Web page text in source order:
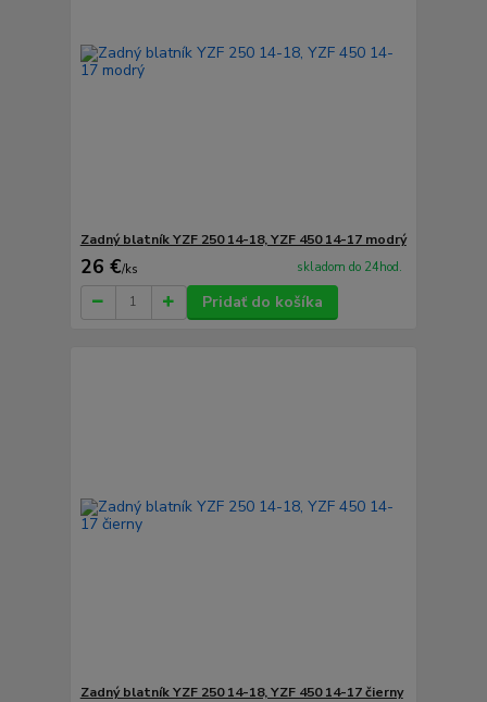
Zadný blatník YZF 250 14-18, YZF 450 14-17 modrý
26 €/ks skladom do 24hod.
Pridať do košíka
Zadný blatník YZF 250 14-18, YZF 450 14-17 čierny